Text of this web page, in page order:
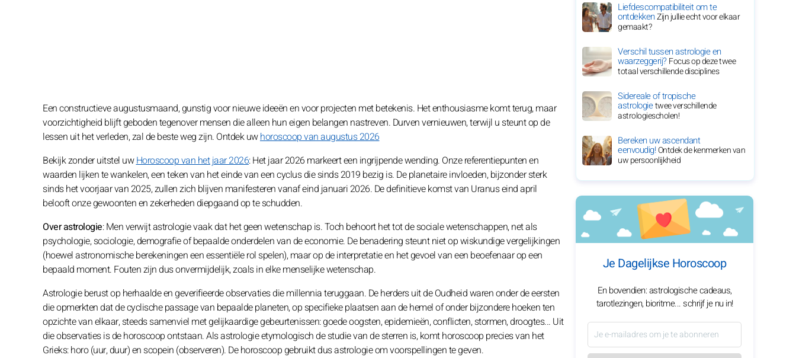
Een constructieve augustusmaand, gunstig voor nieuwe ideeën en voor projecten met betekenis. Het enthousiasme komt terug, maar
voorzichtigheid blijft geboden tegenover mensen die alleen hun eigen belangen nastreven. Durven vernieuwen, terwijl u steunt op de
lessen uit het verleden, zal de beste weg zijn. Ontdek uwhoroscoop van augustus 2026
Bekijk zonder uitstel uwHoroscoop van het jaar 2026: Het jaar 2026 markeert een ingrijpende wending. Onze referentiepunten en
waarden lijken te wankelen, een teken van het einde van een cyclus die sinds 2019 bezig is. De planetaire invloeden, bijzonder sterk
sinds het voorjaar van 2025, zullen zich blijven manifesteren vanaf eind januari 2026. De definitieve komst van Uranus eind april
belooft onze gewoonten en zekerheden diepgaand op te schudden.
Over astrologie: Men verwijt astrologie vaak dat het geen wetenschap is. Toch behoort het tot de sociale wetenschappen, net als
psychologie, sociologie, demografie of bepaalde onderdelen van de economie. De benadering steunt niet op wiskundige vergelijkingen
(hoewel astronomische berekeningen een essentiële rol spelen), maar op de interpretatie en het gevoel van een beoefenaar op een
bepaald moment. Fouten zijn dus onvermijdelijk, zoals in elke menselijke wetenschap.
Astrologie berust op herhaalde en geverifieerde observaties die millennia teruggaan. De herders uit de Oudheid waren onder de eersten
die opmerkten dat de cyclische passage van bepaalde planeten, op specifieke plaatsen aan de hemel of onder bijzondere hoeken ten
opzichte van elkaar, steeds samenviel met gelijkaardige gebeurtenissen: goede oogsten, epidemieën, conflicten, stormen, droogtes... Uit
die observaties is de horoscoop ontstaan. Als astrologie etymologisch de studie van de sterren is, komt horoscoop precies van het
Grieks: horo (uur, duur) en scopein (observeren). De horoscoop gebruikt dus astrologie om voorspellingen te geven.
Liefdescompatibiliteit om te
ontdekkenZijn jullie echt voor elkaar
gemaakt?
Verschil tussen astrologie en
waarzeggerij?Focus op deze twee
totaal verschillende disciplines
Sidereale of tropische
astrologietwee verschillende
astrologiescholen!
Bereken uw ascendant
eenvoudig!Ontdek de kenmerken van
uw persoonlijkheid
Je Dagelijkse Horoscoop
En bovendien: astrologische cadeaus,
tarotlezingen, bioritme... schrijf je nu in!